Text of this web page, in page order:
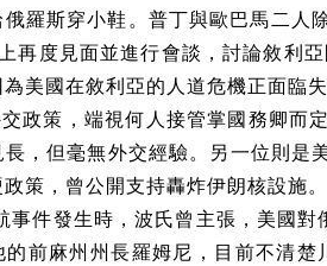
羅斯穿小鞋。普丁與歐巴馬二人
再度見面並進行會談，討論敘利
美國在敘利亞的人道危機正面臨失
政策，端視何人接管掌國務卿
長，但毫無外交經驗。另一位則
策，曾公開支持轟炸伊朗核設施
事件發生時，波氏曾主張，美國
的前麻州州長羅姆尼，目前不清